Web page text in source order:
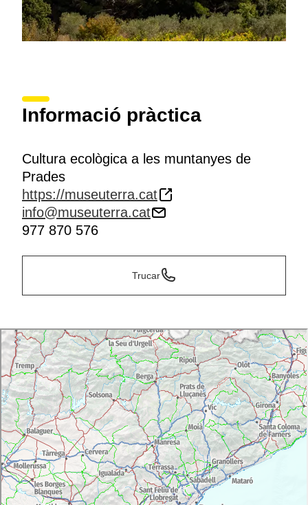
Informació pràctica
Cultura ecològica a les muntanyes de
Prades
https://museuterra.cat
info@museuterra.cat
977 870 576
Trucar